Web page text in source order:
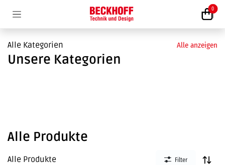
0
Alle Kategorien Alle anzeigen
Unsere Kategorien
Alle Produkte
Filter
Alle Produkte